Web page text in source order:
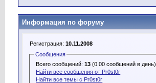
Информация по форуму
Регистрация: 10.11.2008
Сообщения
Всего сообщений:13 (0.00 сообщений в день)
Найти все сообщения от Pr0st0r
Найти все темы с Pr0st0r